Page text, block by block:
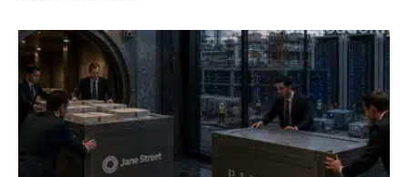
Jane Street négocie le transfert de 11 milliards de